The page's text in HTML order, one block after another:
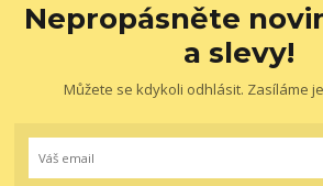
Nepropásněte
a slevy!
Můžete se kdykoli odhlásit. Zasíláme